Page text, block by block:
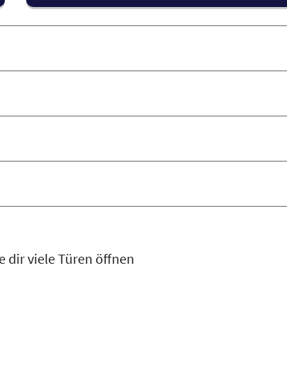
dir viele Türen öffnen